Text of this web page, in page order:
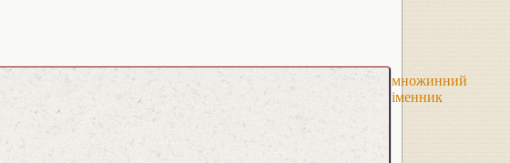
множинний
іменник